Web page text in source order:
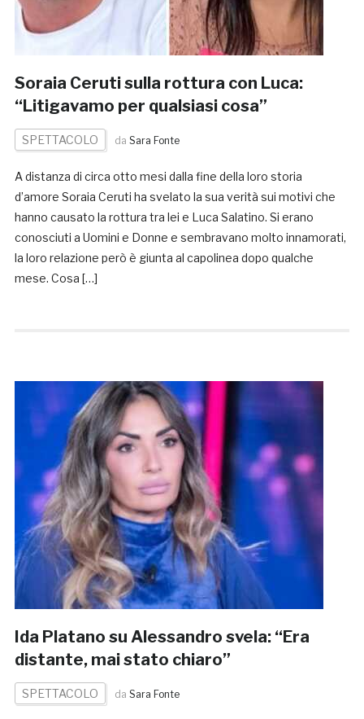
Soraia Ceruti sulla rottura con Luca:
“Litigavamo per qualsiasi cosa”
SPETTACOLO da Sara Fonte
A distanza di circa otto mesi dalla fine della loro storia
d’amore Soraia Ceruti ha svelato la sua verità sui motivi che
hanno causato la rottura tra lei e Luca Salatino. Si erano
conosciuti a Uomini e Donne e sembravano molto innamorati,
la loro relazione però è giunta al capolinea dopo qualche
mese. Cosa […]
Ida Platano su Alessandro svela: “Era
distante, mai stato chiaro”
SPETTACOLO da Sara Fonte